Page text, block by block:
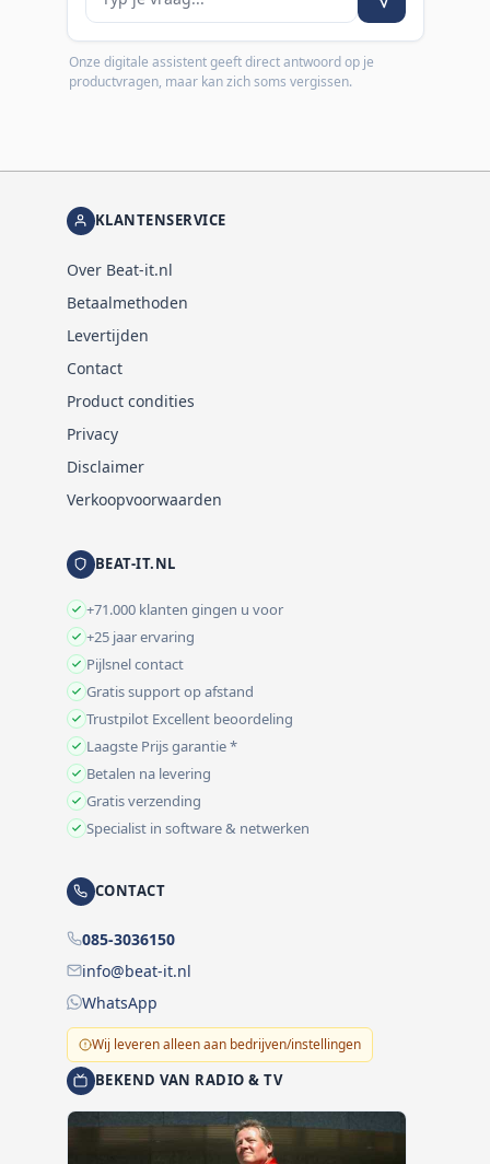
Onze digitale assistent geeft direct antwoord op je
productvragen, maar kan zich soms vergissen.
KLANTENSERVICE
Over Beat-it.nl
Betaalmethoden
Levertijden
Contact
Product condities
Privacy
Disclaimer
Verkoopvoorwaarden
BEAT-IT.NL
+71.000 klanten gingen u voor
+25 jaar ervaring
Pijlsnel contact
Gratis support op afstand
Trustpilot Excellent beoordeling
Laagste Prijs garantie *
Betalen na levering
Gratis verzending
Specialist in software & netwerken
CONTACT
085-3036150
info@beat-it.nl
WhatsApp
Wij leveren alleen aan bedrijven/instellingen
BEKEND VAN RADIO & TV